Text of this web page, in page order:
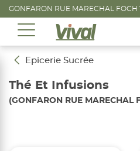
GONFARON RUE MARECHAL FOCH
Epicerie Sucrée
Thé Et Infusions
(GONFARON RUE MARECHAL